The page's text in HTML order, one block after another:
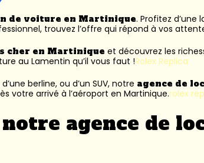
de voiture en Martinique. Profitez
trouvez l’offre qui répond à vos
cher en Martinique et découvrez les
au Lamentin qu’il vous faut !Rolex Replica
berline, ou d’un SUV, notre agence de
votre arrivé à l’aéroport en Martinique.rolex
agence de